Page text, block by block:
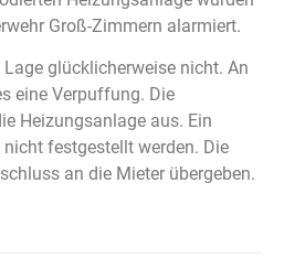
Groß-Zimmern alarmiert.
glücklicherweise nicht. An
eine Verpuffung. Die
Heizungsanlage aus. Ein
festgestellt werden. Die
an die Mieter übergeben.